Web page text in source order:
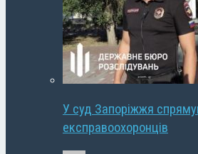
У суд Запоріжжя
експравоохоронців